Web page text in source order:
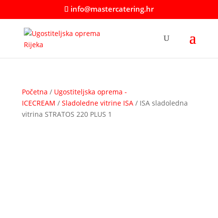
info@mastercatering.hr
Početna / Ugostiteljska oprema -
ICECREAM / Sladoledne vitrine ISA/ ISA sladoledna
vitrina STRATOS 220 PLUS 1